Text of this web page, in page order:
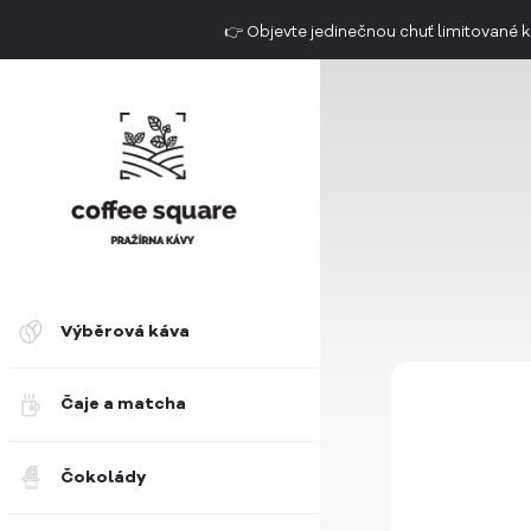
👉 Objevte jedinečnou chuť limitované
Doručení do 2. dne už od 49
Výběrová káva
Čaje a matcha
Čokolády